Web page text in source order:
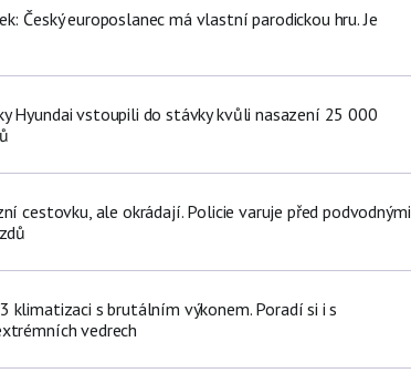
Český europoslanec má vlastní parodickou hru. Je
Hyundai vstoupili do stávky kvůli nasazení 25 000
cestovku, ale okrádají. Policie varuje před podvodnými
klimatizaci s brutálním výkonem. Poradí si i s
vedrech